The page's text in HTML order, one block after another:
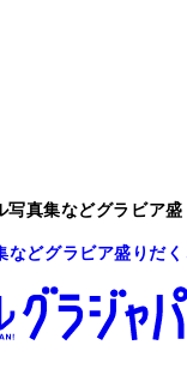
写真集などグラビア
などグラビア盛りだ